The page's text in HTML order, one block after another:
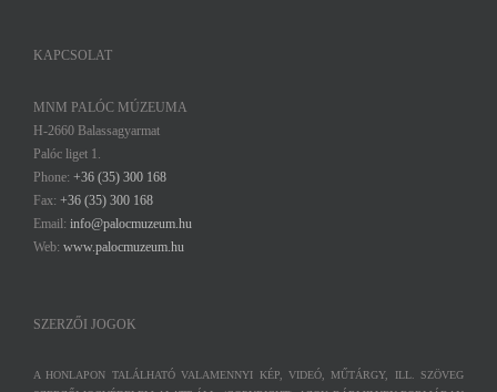
KAPCSOLAT
MNM PALÓC MÚZEUMA
H-2660 Balassagyarmat
Palóc liget 1.
Phone: +36 (35) 300 168
Fax: +36 (35) 300 168
Email: info@palocmuzeum.hu
Web: www.palocmuzeum.hu
SZERZŐI JOGOK
A HONLAPON TALÁLHATÓ VALAMENNYI KÉP, VIDEÓ, MŰTÁRGY, ILL. SZÖVEG